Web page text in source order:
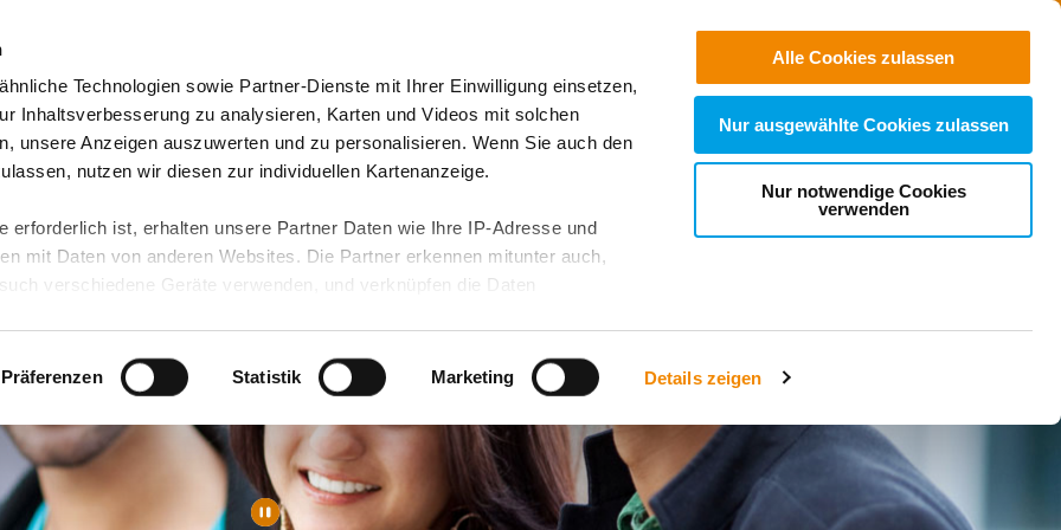
Technologien sowie Partner-Dienste mit Ihrer Einwilligung einsetzen,
Inhaltsverbesserung zu analysieren, Karten und Videos mit solchen
unsere Anzeigen auszuwerten und zu personalisieren. Wenn Sie auch den
nutzen wir diesen zur individuellen Kartenanzeige.
erforderlich ist, erhalten unsere Partner Daten wie Ihre IP-Adresse und
mit Daten von anderen Websites. Die Partner erkennen mitunter auch,
verschiedene Geräte verwenden, und verknüpfen die Daten
Daten führen kann.
unserenDatenschutzhinweisenund in unsererCookie-Übersicht. Wenn
Funktionen für diese Zwecke aktiviert sind, müssen Sie alle Cookie-
können mittels nachfolgender Buttons über Ihre Einwilligung für diese
erteilte Einwilligung stets für die Zukunft widerrufen. Bitte beachten Sie:
Präferenzen Statistik Marketing Details zeigen
Alle Cookies zulassen
Nur ausgewählte Cookies zulassen
Nur notwendige Cookies
verwenden
Suchen
& Angebote Presse & Themen Jobs & Karriere Spenden
Jobs